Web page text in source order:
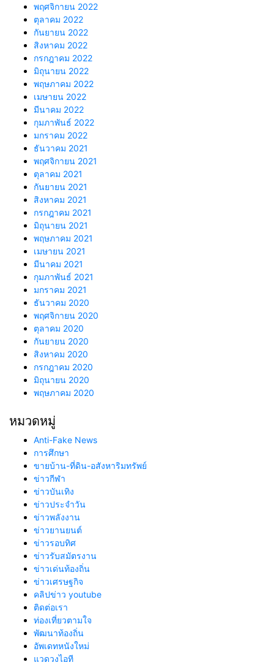
พฤศจิกายน 2022
ตุลาคม 2022
กันยายน 2022
สิงหาคม 2022
กรกฎาคม 2022
มิถุนายน 2022
พฤษภาคม 2022
เมษายน 2022
มีนาคม 2022
กุมภาพันธ์ 2022
มกราคม 2022
ธันวาคม 2021
พฤศจิกายน 2021
ตุลาคม 2021
กันยายน 2021
สิงหาคม 2021
กรกฎาคม 2021
มิถุนายน 2021
พฤษภาคม 2021
เมษายน 2021
มีนาคม 2021
กุมภาพันธ์ 2021
มกราคม 2021
ธันวาคม 2020
พฤศจิกายน 2020
ตุลาคม 2020
กันยายน 2020
สิงหาคม 2020
กรกฎาคม 2020
มิถุนายน 2020
พฤษภาคม 2020
หมวดหมู่
Anti-Fake News
การศึกษา
ขายบ้าน-ที่ดิน-อสังหาริมทรัพย์
ข่าวกีฬา
ข่าวบันเทิง
ข่าวประจำวัน
ข่าวพลังงาน
ข่าวยานยนต์
ข่าวรอบทิศ
ข่าวรับสมัตรงาน
ข่าวเด่นท้องถิ่น
ข่าวเศรษฐกิจ
คลิปข่าว youtube
ติดต่อเรา
ท่องเที่ยวตามใจ
พัฒนาท้องถิ่น
อัพเดทหนังใหม่
แวดวงไอที